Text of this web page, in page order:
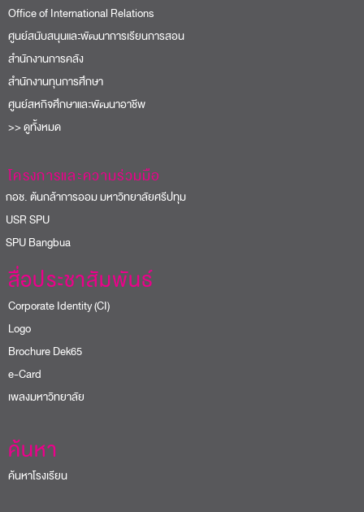
Office of International Relations
ศูนย์สนับสนุนและพัฒนาการเรียนการสอน
สำนักงานการคลัง
สำนักงานทุนการศึกษา
ศูนย์สหกิจศึกษาและพัฒนาอาชีพ
>> ดูทั้งหมด
โครงการและความร่วมมือ
ช. ต้นกล้าการออม มหาวิทยาลัยศรีปทุม
SPU
Bangbua
สื่อประชาสัมพันธ์
Corporate Identity (CI)
Logo
Brochure Dek65
e-Card
เพลงมหาวิทยาลัย
ค้นหา
ค้นหาโรงเรียน